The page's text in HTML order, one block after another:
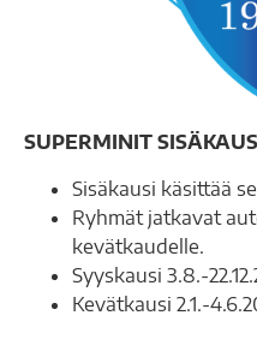
SUPERMINIT
Sisäkausi käsittää
Ryhmät jatkavat
kevätkaudelle.
Syyskausi 3.8.-
Kevätkausi 2.1.-